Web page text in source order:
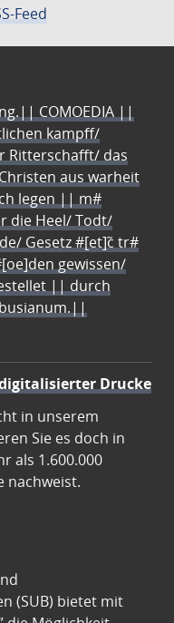
Feed
COMOEDIA ||
kampff/
Ritterschafft/ das
aus warheit
legen || m#
die Heel/ Todt/
Gesetz #[et]c̃ tr#
gewissen/
|| durch
Drucke
in unserem
Sie es doch in
als 1.600.000
nachweist.
(SUB) bietet mit